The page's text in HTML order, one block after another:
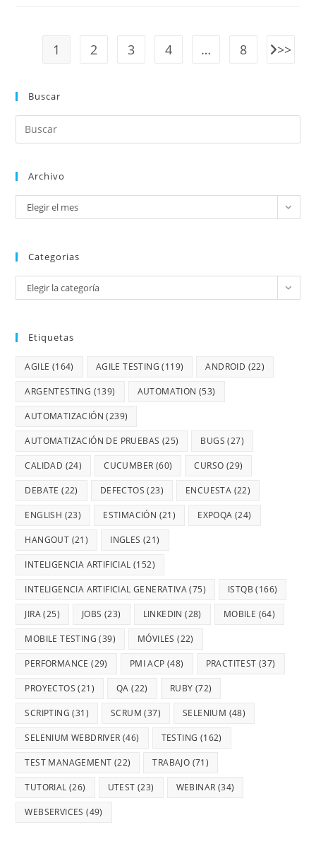
1 2 3 4 … 8
Buscar
Archivo
Elegir el mes
Categorias
Elegir la categoría
Etiquetas
AGILE (164) AGILE TESTING (119) ANDROID (22)
ARGENTESTING (139) AUTOMATION (53)
AUTOMATIZACIÓN (239)
AUTOMATIZACIÓN DE PRUEBAS (25) BUGS (27)
CALIDAD (24) CUCUMBER (60) CURSO (29)
DEBATE (22) DEFECTOS (23) ENCUESTA (22)
ENGLISH (23) ESTIMACIÓN (21) EXPOQA (24)
HANGOUT (21) INGLES (21)
INTELIGENCIA ARTIFICIAL (152)
INTELIGENCIA ARTIFICIAL GENERATIVA(75) ISTQB (166)
JIRA(25) JOBS (23) LINKEDIN (28) MOBILE (64)
MOBILE TESTING (39) MÓVILES (22)
PERFORMANCE (29) PMI ACP (48) PRACTITEST (37)
PROYECTOS (21) QA (22) RUBY (72)
SCRIPTING (31) SCRUM (37) SELENIUM (48)
SELENIUM WEBDRIVER (46) TESTING (162)
TEST MANAGEMENT (22) TRABAJO (71)
TUTORIAL (26) UTEST (23) WEBINAR (34)
WEBSERVICES (49)